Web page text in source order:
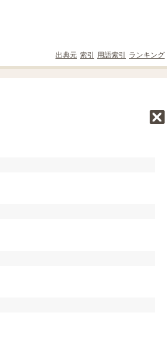
出典元 索引 用語索引 ランキング